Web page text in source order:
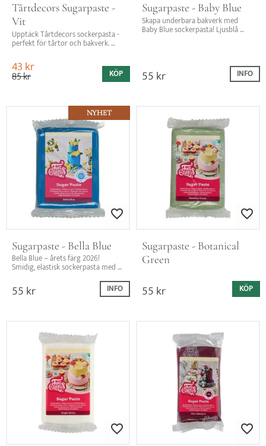
Tårtdecors Sugarpaste -
Vit
Upptäck Tårtdecors sockerpasta -
perfekt för tårtor och bakverk.
en slät yta!
43kr
85kr KÖP
Sugarpaste - Baby Blue
Skapa underbara bakverk med
Baby Blue sockerpasta! Ljusblå
55kr INFO
Lägg till i favoriter
Sugarpaste - Bella Blue
Bella Blue – årets färg 2026!
Smidig, elastisk sockerpasta med
dekorationer och trendiga bakverk.
55kr
NYHET
INFO
Lägg till i
Sugarpaste - Botanical
Green
55kr KÖP
Lägg till i favoriter Lägg till i